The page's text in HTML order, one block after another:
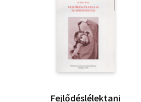
Fejlődéslélektani